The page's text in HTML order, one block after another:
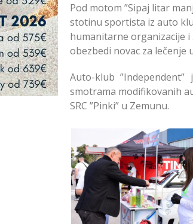
Pod motom ”Sipaj litar
stotinu sportista iz auto
humanitarne organizacije
obezbedi novac za lečenje
Auto-klub
smotrama modifikovanih
SRC ”Pinki” u Zemunu.
Održana
”Sipaj Litar Manje za
Zdravlje” u